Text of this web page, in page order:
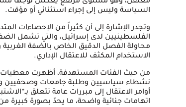
معتقل، وهو مستوى مرتفع يعكس توجهاً
السياسة وليس إلى إجراء استثنائي أو مؤقت.
وتجدر الإشارة إلى أن كثيراً من الإحصاءات
الفلسطينيين لدى إسرائيل، والتي تشمل
محاولة الفصل الدقيق الخاص بالضفة
الاستخدام المكثف للاعتقال الإداري.
نشطاء سياسيين وطلبة جامعات وصحفيين
أوامر الاعتقال إلى مبررات عامة تتعلق
اتهامات جنائية واضحة، ما يحدّ بصورة